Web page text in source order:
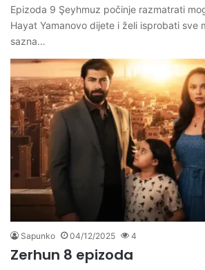
Epizoda 9 Şeyhmuz počinje razmatrati
Hayat Yamanovo dijete i želi isprobati sve
sazna…
Sapunko 04/12/2025 4
Zerhun 8 epizoda